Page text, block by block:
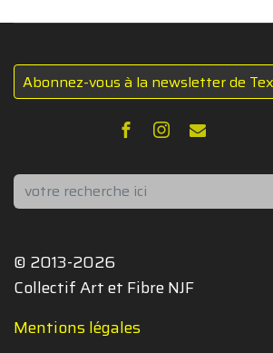
Abonnez-vous à la newsletter de
Rechercher
© 2013-2026
Collectif Art et Fibre NJF
Mentions légales